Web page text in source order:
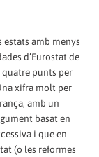
estats amb menys
d’Eurostat de
quatre punts per
xifra molt per
amb un
basat en
i que en
(o les reformes